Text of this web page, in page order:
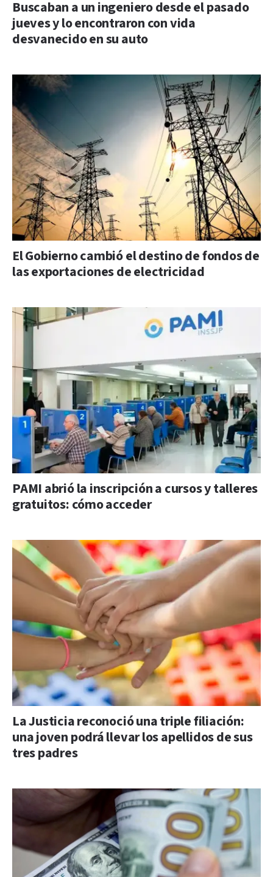
Buscaban a un ingeniero desde el pasado
jueves y lo encontraron con vida
desvanecido en su auto
El Gobierno cambió el destino de fondos de
las exportaciones de electricidad
PAMI abrió la inscripción a cursos y talleres
gratuitos: cómo acceder
La Justicia reconoció una triple filiación:
una joven podrá llevar los apellidos de sus
tres padres